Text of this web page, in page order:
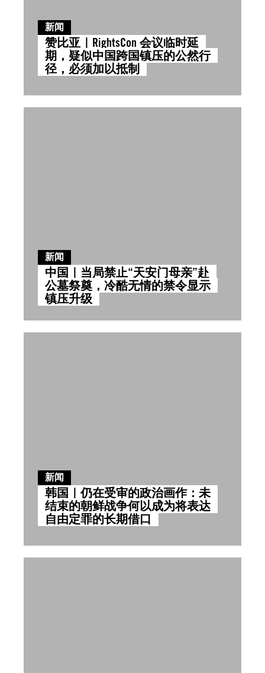
新闻
赞比亚｜RightsCon 会议临时延
期，疑似中国跨国镇压的公然行
径，必须加以抵制
新闻
中国｜当局禁止“天安门母亲”赴
公墓祭奠，冷酷无情的禁令显示
镇压升级
新闻
韩国｜仍在受审的政治画作：未
结束的朝鲜战争何以成为将表达
自由定罪的长期借口